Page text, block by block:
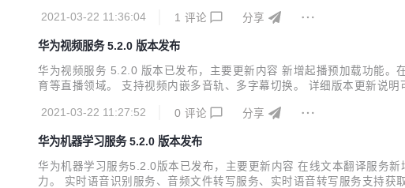
2021-03-22 11:36:04 1 评论 分享
华为视频服务 5.2.0 版本发布
华为视频服务 5.2.0 版本已发布，主要更新内容 新增起播预加载功能。
育等直播领域。 支持视频内嵌多音轨、多字幕切换。 详细版本更新说明
2021-03-22 11:27:52 0 评论 分享
华为机器学习服务 5.2.0 版本发布
华为机器学习服务5.2.0版本已发布，主要更新内容 在线文本翻译服务
力。 实时语音识别服务、音频文件转写服务、实时语音转写服务支持